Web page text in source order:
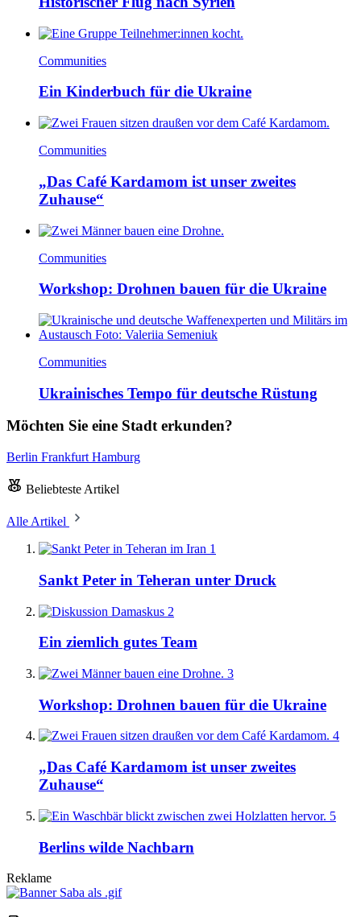
Communities
Ein Kinderbuch für die Ukraine
Communities
„Das Café Kardamom ist unser zweites
Zuhause“
Communities
Workshop: Drohnen bauen für die Ukraine
Communities
Ukrainisches Tempo für deutsche Rüstung
Möchten Sie eine Stadt erkunden?
Berlin Frankfurt Hamburg
Beliebteste Artikel
Alle Artikel
1
Sankt Peter in Teheran unter Druck
2
Ein ziemlich gutes Team
3
Workshop: Drohnen bauen für die Ukraine
4
„Das Café Kardamom ist unser zweites
Zuhause“
5
Berlins wilde Nachbarn
Reklame